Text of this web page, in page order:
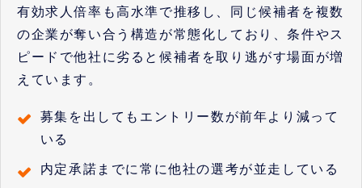
有効求人倍率も高水準で推移し、同じ候補者を複数
の企業が奪い合う構造が常態化しており、条件やス
ピードで他社に劣ると候補者を取り逃がす場面が増
えています。
募集を出してもエントリー数が前年より減って
いる
内定承諾までに常に他社の選考が並走している